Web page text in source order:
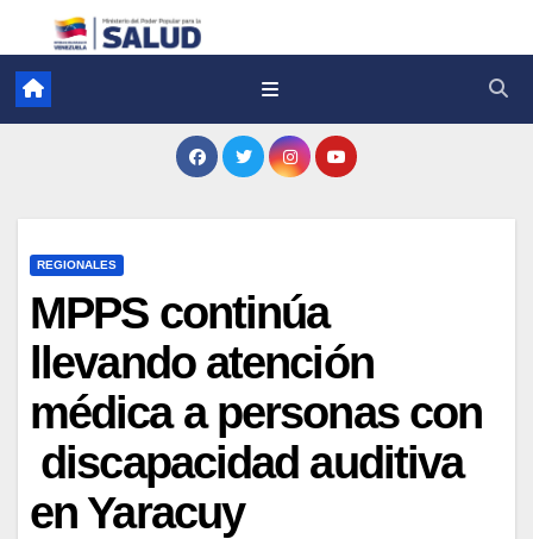
REGIONALES
MPPS continúa
llevando atención
médica a personas con
discapacidad auditiva
en Yaracuy